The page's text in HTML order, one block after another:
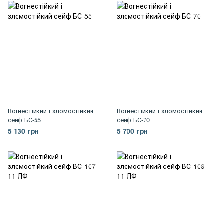
Вогнестійкий і зломостійкий
сейф БС-55
5 130 грн
Вогнестійкий і зломостійкий
сейф БС-70
5 700 грн